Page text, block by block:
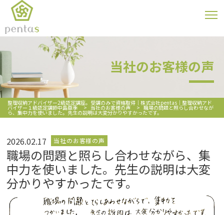
当社のお客様の声
整理収納アドバイザー2級認定講座。受講のみで資格取得｜株式会社pentas｜整理収納アド
バイザー１級認定講師中島亜季 > 当社のお客様の声 > 職場の問題と照らし合わせなが
ら、集中力を使いました。先生の説明は大変分かりやすかったです。
2026.02.17 当社のお客様の声
職場の問題と照らし合わせながら、集
中力を使いました。先生の説明は大変
分かりやすかったです。